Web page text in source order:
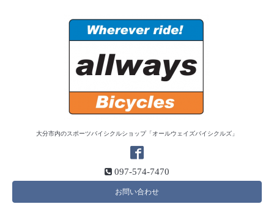
大分市内のスポーツバイシクルショップ「オールウェイズバイシクルズ」
097-574-7470
お問い合わせ